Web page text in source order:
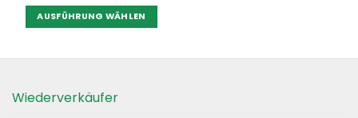
AUSFÜHRUNG WÄHLEN
Varianten
Wiederverkäufer